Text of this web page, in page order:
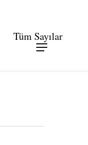
searchTüm Sayılar